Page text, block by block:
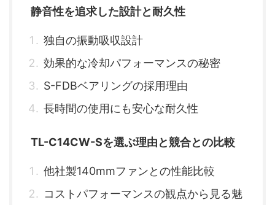
静音性を追求した設計と耐久性
独自の振動吸収設計
効果的な冷却パフォーマンスの秘密
S-FDBベアリングの採用理由
長時間の使用にも安心な耐久性
TL-C14CW-Sを選ぶ理由と競合との比較
他社製140mmファンとの性能比較
コストパフォーマンスの観点から見る魅